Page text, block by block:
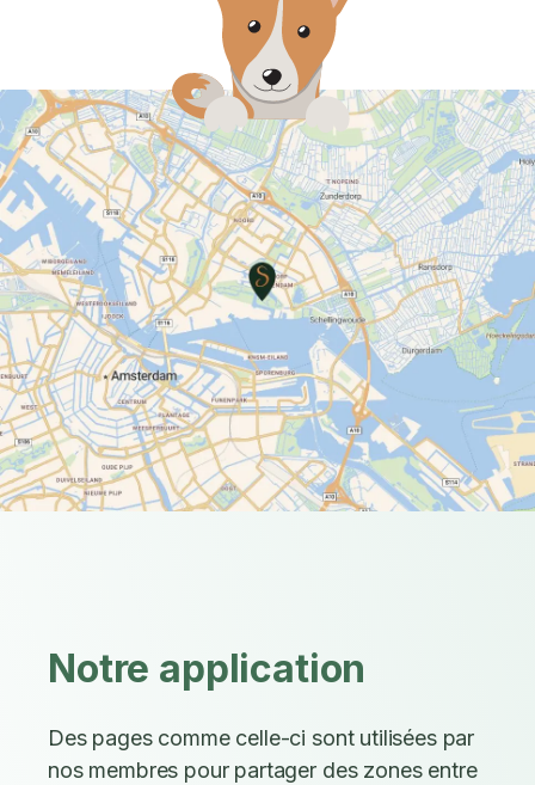
Notre application
Des pages comme celle-ci sont utilisées par
nos membres pour partager des zones entre